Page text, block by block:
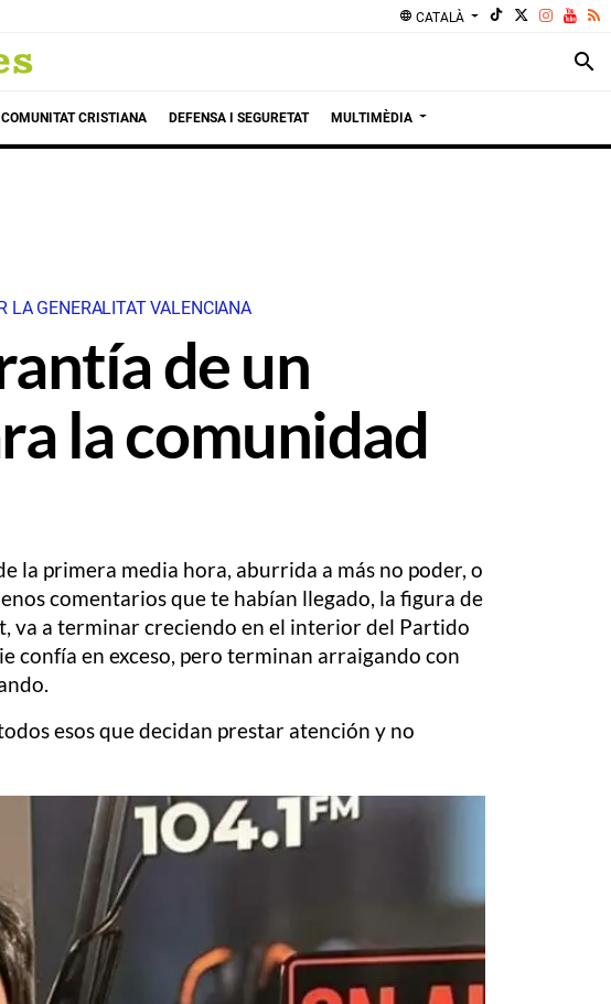
language CATALÀ
search
COMUNITAT CRISTIANA DEFENSA I SEGURETAT MULTIMÈDIA
LA GENERALITAT VALENCIANA
de un
la comunidad
la primera media hora, aburrida a más no poder, o
comentarios que te habían llegado, la figura de
va a terminar creciendo en el interior del Partido
confía en exceso, pero terminan arraigando con
esos que decidan prestar atención y no